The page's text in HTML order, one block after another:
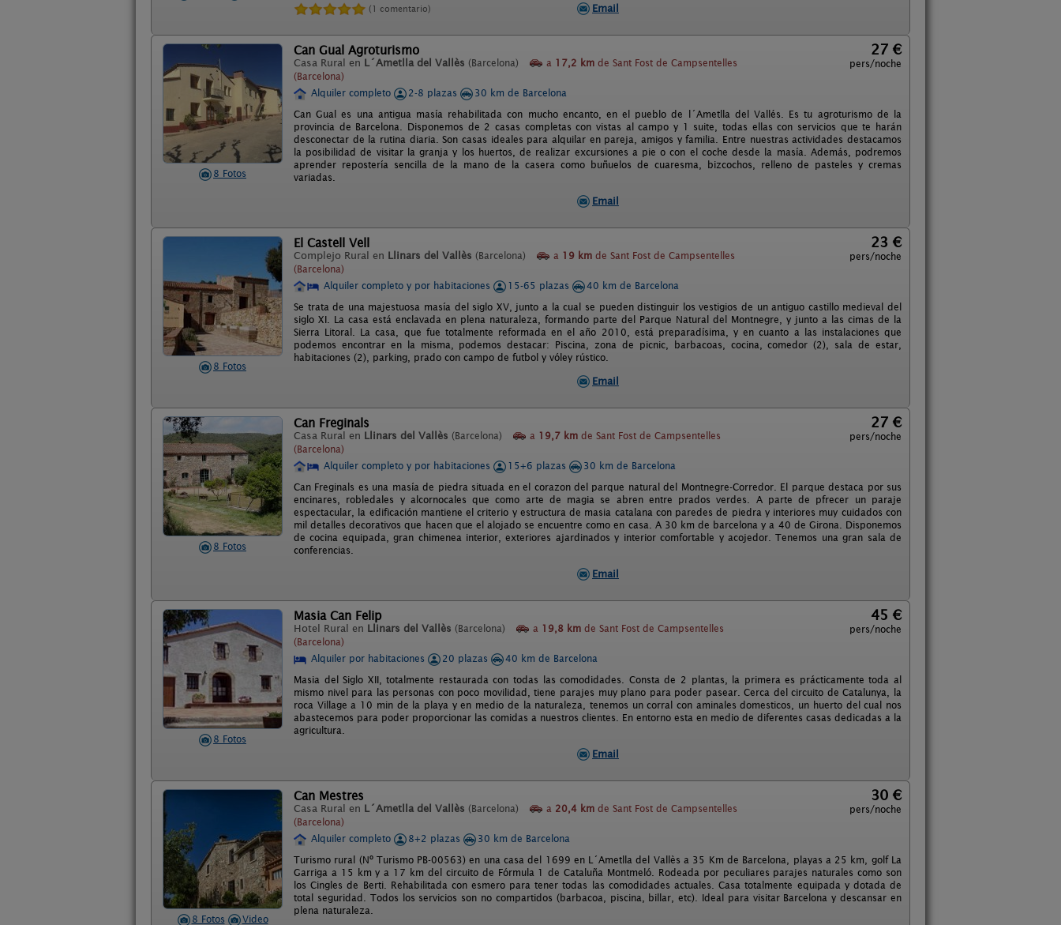
(1 comentario) Email
8 Fotos
Can Gual Agroturismo
Casa Rural en L´Ametlla del Vallès (Barcelona) a 17,2 km de Sant Fost de Campsentelles
(Barcelona)
27 €
pers/noche
Alquiler completo 2-8 plazas
30 km de Barcelona
Can Gual es una antigua masía rehabilitada con mucho encanto, en el pueblo de l´Ametlla del Vallés. Es tu agroturismo de la
provincia de Barcelona. Disponemos de 2 casas completas con vistas al campo y 1 suite, todas ellas con servicios que te harán
desconectar de la rutina diaria. Son casas ideales para alquilar en pareja, amigos y familia. Entre nuestras actividades destacamos
la posibilidad de visitar la granja y los huertos, de realizar excursiones a pie o con el coche desde la masía. Además, podremos
aprender repostería sencilla de la mano de la casera como buñuelos de cuaresma, bizcochos, relleno de pasteles y cremas
variadas.
Email
8 Fotos
El Castell Vell
Complejo Rural en Llinars del Vallès (Barcelona) a 19 km de Sant Fost de Campsentelles
(Barcelona)
23 €
pers/noche
Alquiler completo y por habitaciones 15-65 plazas
40 km de Barcelona
Se trata de una majestuosa masía del siglo XV, junto a la cual se pueden distinguir los vestigios de un antiguo castillo medieval del
siglo XI. La casa está enclavada en plena naturaleza, formando parte del Parque Natural del Montnegre, y junto a las cimas de la
Sierra Litoral. La casa, que fue totalmente reformada en el año 2010, está preparadísima, y en cuanto a las instalaciones que
podemos encontrar en la misma, podemos destacar: Piscina, zona de picnic, barbacoas, cocina, comedor (2), sala de estar,
habitaciones (2), parking, prado con campo de futbol y vóley rústico.
Email
8 Fotos
Can Freginals
Casa Rural en Llinars del Vallès (Barcelona) a 19,7 km de Sant Fost de Campsentelles
(Barcelona)
27 €
pers/noche
Alquiler completo y por habitaciones 15+6 plazas
30 km de Barcelona
Can Freginals es una masía de piedra situada en el corazon del parque natural del Montnegre-Corredor. El parque destaca por sus
encinares, robledales y alcornocales que como arte de magia se abren entre prados verdes. A parte de pfrecer un paraje
espectacular, la edificación mantiene el criterio y estructura de masia catalana con paredes de piedra y interiores muy cuidados con
mil detalles decorativos que hacen que el alojado se encuentre como en casa. A 30 km de barcelona y a 40 de Girona. Disponemos
de cocina equipada, gran chimenea interior, exteriores ajardinados y interior comfortable y acojedor. Tenemos una gran sala de
conferencias.
Email
8 Fotos
Masia Can Felip
Hotel Rural en Llinars del Vallès (Barcelona) a 19,8 km de Sant Fost de Campsentelles
(Barcelona)
45 €
pers/noche
Alquiler por habitaciones 20 plazas
40 km de Barcelona
Masia del Siglo XII, totalmente restaurada con todas las comodidades. Consta de 2 plantas, la primera es prácticamente toda al
mismo nivel para las personas con poco movilidad, tiene parajes muy plano para poder pasear. Cerca del circuito de Catalunya, la
roca Village a 10 min de la playa y en medio de la naturaleza, tenemos un corral con aminales domesticos, un huerto del cual nos
abastecemos para poder proporcionar las comidas a nuestros clientes. En entorno esta en medio de diferentes casas dedicadas a la
agricultura.
Email
8 Fotos Video
Can Mestres
Casa Rural en L´Ametlla del Vallès (Barcelona) a 20,4 km de Sant Fost de Campsentelles
(Barcelona)
30 €
pers/noche
Alquiler completo 8+2 plazas
30 km de Barcelona
Turismo rural (Nº Turismo PB-00563) en una casa del 1699 en L´Ametlla del Vallès a 35 Km de Barcelona, playas a 25 km, golf La
Garriga a 15 km y a 17 km del circuito de Fórmula 1 de Cataluña Montmeló. Rodeada por peculiares parajes naturales como son
los Cingles de Berti. Rehabilitada con esmero para tener todas las comodidades actuales. Casa totalmente equipada y dotada de
total seguridad. Todos los servicios son no compartidos (barbacoa, piscina, billar, etc). Ideal para visitar Barcelona y descansar en
plena naturaleza.